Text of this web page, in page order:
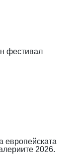
фестивал
европейската
2026.